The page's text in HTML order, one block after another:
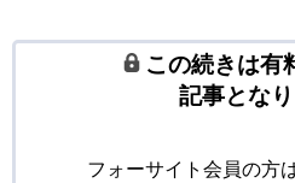
この続きは有
記事となり
フォーサイト会員の方